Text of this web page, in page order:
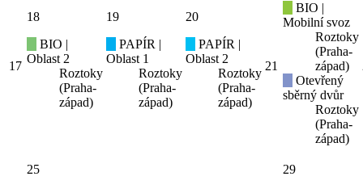
17
18
BIO |
Oblast 2
Roztoky
(Praha-
západ)
19
PAPÍR |
Oblast 1
Roztoky
(Praha-
západ)
20
PAPÍR |
Oblast 2
Roztoky
(Praha-
západ)
21
BIO |
Mobilní svoz
Roztoky
(Praha-
západ)
Otevřený
sběrný dvůr
Roztoky
(Praha-
západ)
25
29